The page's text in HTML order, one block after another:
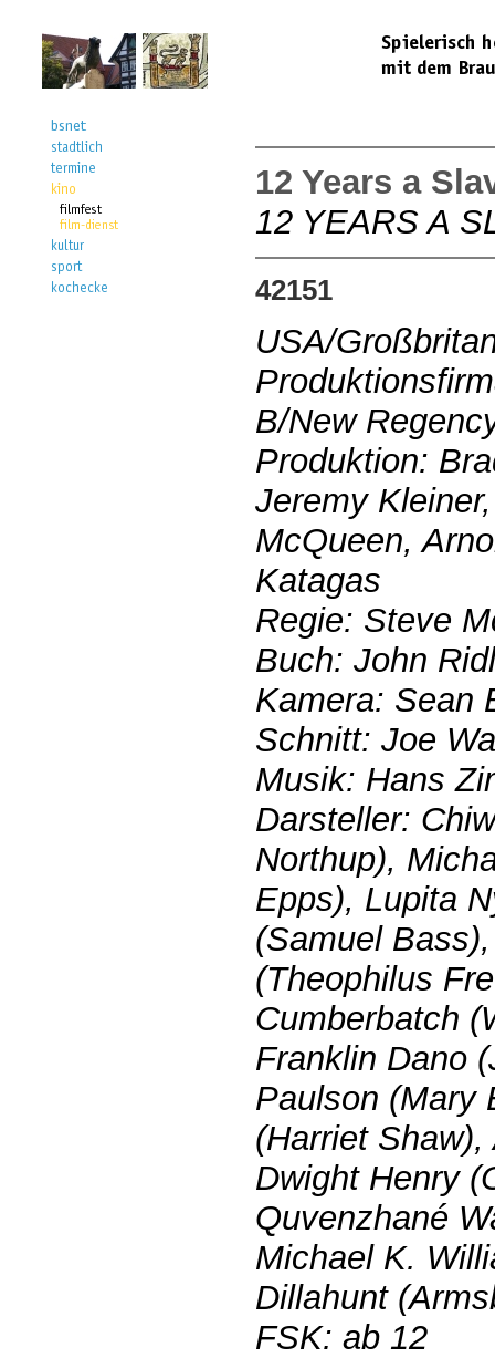
12 Years a
12 YEARS A
42151
USA/
B/New
Produktion:
Jeremy
McQueen,
Katagas
Regie: Steve
Buch: John
Kamera: Sean
Schnitt: Joe
Musik: Hans
Darsteller:
Northup),
Epps), Lupita
(Samuel
(Theophilus
Cumberbatch
Franklin Dano
Paulson (Mary
(Harriet
Dwight Henry
Quvenzhané
Michael K.
Dillahunt
FSK: ab 12